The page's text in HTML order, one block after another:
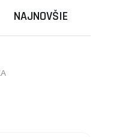
NAJNOVŠIE